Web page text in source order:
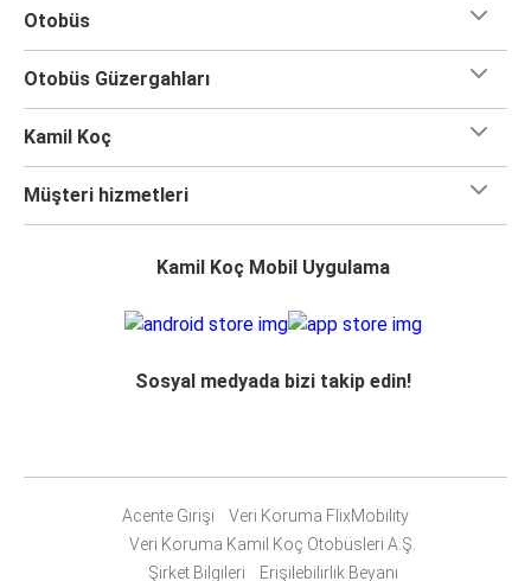
Otobüs
Otobüs Güzergahları
Kamil Koç
Müşteri hizmetleri
Kamil Koç Mobil Uygulama
Sosyal medyada bizi takip edin!
Acente Girişi
Veri Koruma FlixMobility
Veri Koruma Kamil Koç Otobüsleri A.Ş.
Şirket Bilgileri
Erişilebilirlik Beyanı